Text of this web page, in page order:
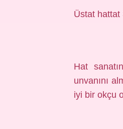
Üstat hattat
Hat
unvanını
iyi bir okçu